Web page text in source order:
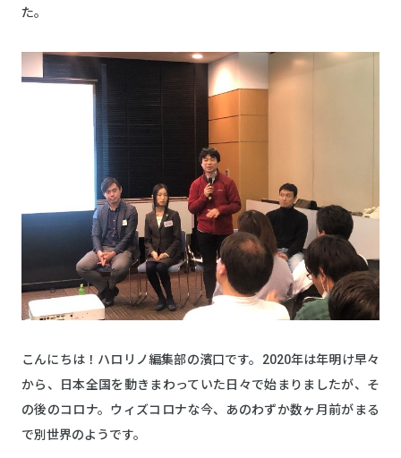
た。
こんにちは！ハロリノ編集部の濱口です。2020年は年明け早々
から、日本全国を動きまわっていた日々で始まりましたが、そ
の後のコロナ。ウィズコロナな今、あのわずか数ヶ月前がまる
で別世界のようです。